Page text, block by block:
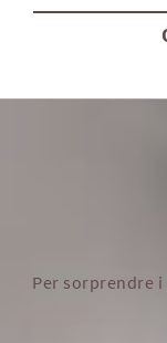
Per sorprendre i